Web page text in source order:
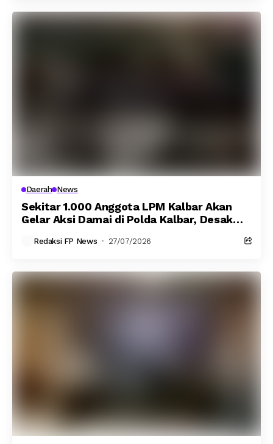
Daerah News
Sekitar 1.000 Anggota LPM Kalbar Akan
Gelar Aksi Damai di Polda Kalbar, Desak
Melayu Tidak Boleh Dihinakan
Redaksi FP News 27/07/2026